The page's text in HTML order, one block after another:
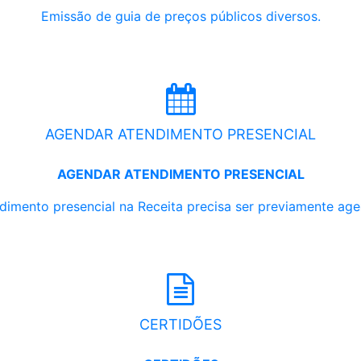
Emissão de guia de preços públicos diversos.
AGENDAR ATENDIMENTO PRESENCIAL
AGENDAR ATENDIMENTO PRESENCIAL
presencial na Receita precisa ser previamente
CERTIDÕES